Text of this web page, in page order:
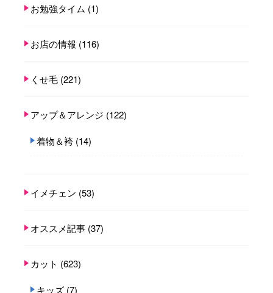
お勉強タイム (1)
お店の情報 (116)
くせ毛 (221)
アップ＆アレンジ (122)
着物＆袴 (14)
イメチェン (53)
オススメ記事 (37)
カット (623)
キッズ (7)